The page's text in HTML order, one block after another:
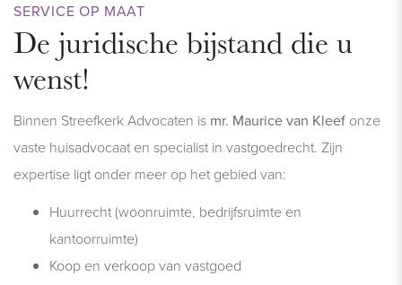
SERVICE OP MAAT
De juridische bijstand die u
wenst!
Binnen Streefkerk Advocaten is mr. Maurice van Kleef onze
vaste huisadvocaat en specialist in vastgoedrecht. Zijn
expertise ligt onder meer op het gebied van:
Huurrecht (woonruimte, bedrijfsruimte en
kantoorruimte)
Koop en verkoop van vastgoed